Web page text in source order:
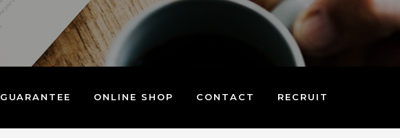
GUARANTEE ONLINE SHOP CONTACT RECRUIT